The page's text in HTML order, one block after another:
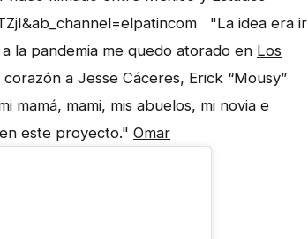
"La idea era ir
la pandemia me quedo atorado en Los
a Jesse Cáceres, Erick “Mousy”
mamá, mami, mis abuelos, mi novia e
este proyecto." Omar